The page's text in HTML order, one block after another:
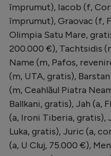
împrumut), Iacob (f,
împrumut), Graovac (f,
Olimpia Satu Mare,
200.000 €), Tachtsidis
Name (m, Pafos,
(m, UTA, gratis),
(m, Ceahlăul Piatra
Ballkani, gratis), Jah (a,
(a, Ironi Tiberia, gratis),
Luka, gratis), Juric (a,
(a, U Cluj, 75.000 €),